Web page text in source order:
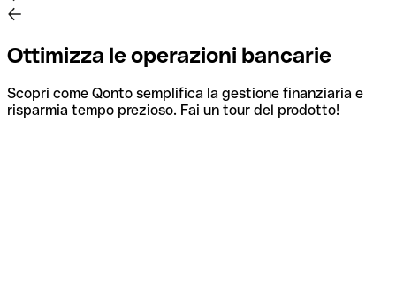
Ottimizza le operazioni bancarie
Scopri come Qonto semplifica la gestione finanziaria e
risparmia tempo prezioso. Fai un tour del prodotto!